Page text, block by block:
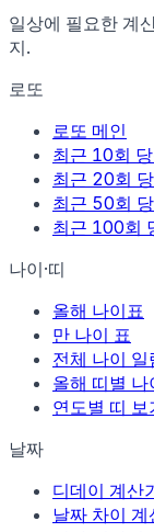
일상에 필요한 계
지.
로또
로또 메인
최근 10회
최근 20회
최근 50회
최근 100회
나이·띠
올해 나이표
만 나이 표
전체 나이 일
올해 띠별 나
연도별 띠 보
날짜
디데이 계산
날짜 차이 계